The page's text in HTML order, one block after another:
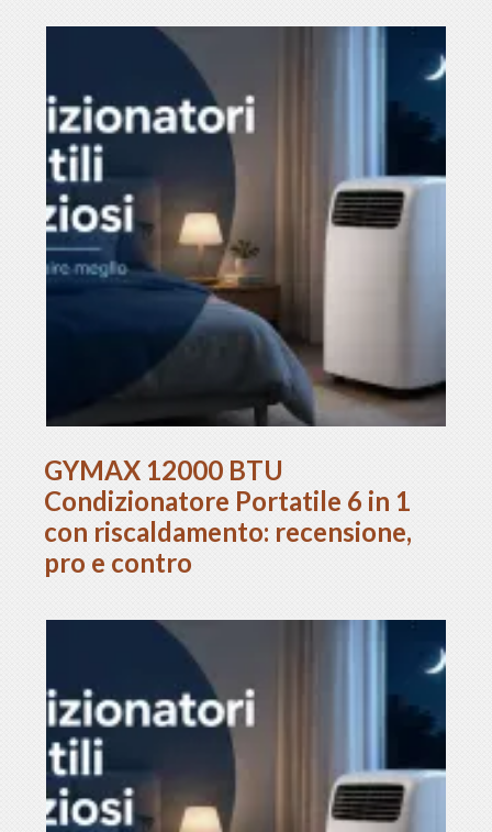
GYMAX 12000 BTU
Condizionatore Portatile 6 in 1
con riscaldamento: recensione,
pro e contro